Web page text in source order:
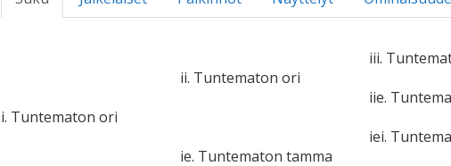
i. Tuntematon ori
ii. Tuntematon ori
iii.
iie.
ie. Tuntematon tamma
iei.